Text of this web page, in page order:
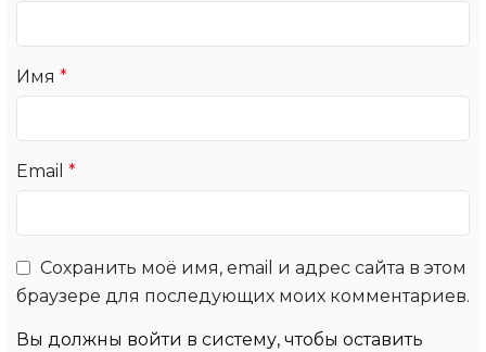
Имя *
Email *
Сохранить моё имя, email и адрес сайта в этом
браузере для последующих моих комментариев.
Вы должны войти в систему, чтобы оставить